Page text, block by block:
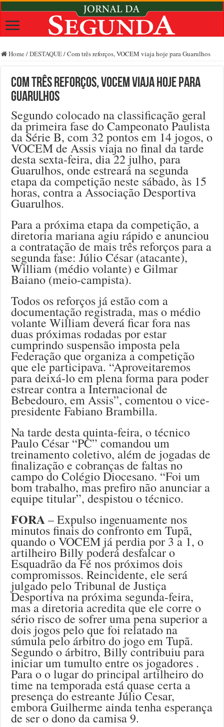
Home /DESTAQUE/Com três reforços, VOCEM viaja hoje para Guarulhos
Com três reforços, VOCEM viaja hoje para
Guarulhos
Segundo colocado na classificação geral
da primeira fase do Campeonato Paulista
da Série B, com 32 pontos em 14 jogos, o
VOCEM de Assis viaja no final da tarde
desta sexta-feira, dia 22 julho, para
Guarulhos, onde estreará na segunda
etapa da competição neste sábado, às 15
horas, contra a Associação Desportiva
Guarulhos.
Para a próxima etapa da competição, a
diretoria mariana agiu rápido e anunciou
a contratação de mais três reforços para a
segunda fase: Júlio César (atacante),
William (médio volante) e Gilmar
Baiano (meio-campista).
Todos os reforços já estão com a
documentação registrada, mas o médio
volante William deverá ficar fora nas
duas próximas rodadas por estar
cumprindo suspensão imposta pela
Federação que organiza a competição
que ele participava. “Aproveitaremos
para deixá-lo em plena forma para poder
estrear contra a Internacional de
Bebedouro, em Assis”, comentou o vice-
presidente Fabiano Brambilla.
Na tarde desta quinta-feira, o técnico
Paulo César “PC” comandou um
treinamento coletivo, além de jogadas de
finalização e cobranças de faltas no
campo do Colégio Diocesano. “Foi um
bom trabalho, mas prefiro não anunciar a
equipe titular”, despistou o técnico.
FORA– Expulso ingenuamente nos
minutos finais do confronto em Tupã,
quando o VOCEM já perdia por 3 a 1, o
artilheiro Billy poderá desfalcar o
Esquadrão da Fé nos próximos dois
compromissos. Reincidente, ele será
julgado pelo Tribunal de Justiça
Desportiva na próxima segunda-feira,
mas a diretoria acredita que ele corre o
sério risco de sofrer uma pena superior a
dois jogos pelo que foi relatado na
súmula pelo árbitro do jogo em Tupã.
Segundo o árbitro, Billy contribuiu para
iniciar um tumulto entre os jogadores .
Para o o lugar do principal artilheiro do
time na temporada está quase certa a
presença do estreante Júlio Cesar,
embora Guilherme ainda tenha esperança
de ser o dono da camisa 9.